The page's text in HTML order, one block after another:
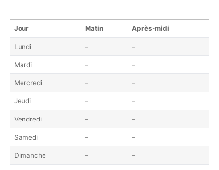
Jour Matin Après-midi
Lundi – –
Mardi – –
Mercredi – –
Jeudi – –
Vendredi – –
Samedi – –
Dimanche – –